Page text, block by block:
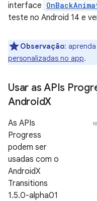
interface
teste no Android 14 e
Observação: aprenda
personalizadas no app.
Usar as APIs
AndroidX
As APIs
Progress
podem ser
usadas com o
AndroidX
Transitions
1.5.0-alpha01